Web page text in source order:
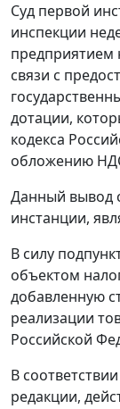
Суд первой
инспекции
предприятием
связи с
дотации,
кодекса
обложению
Данный вывод
инстанции,
В силу
объектом
добавленную
реализации
Российской
В соответствии
редакции,